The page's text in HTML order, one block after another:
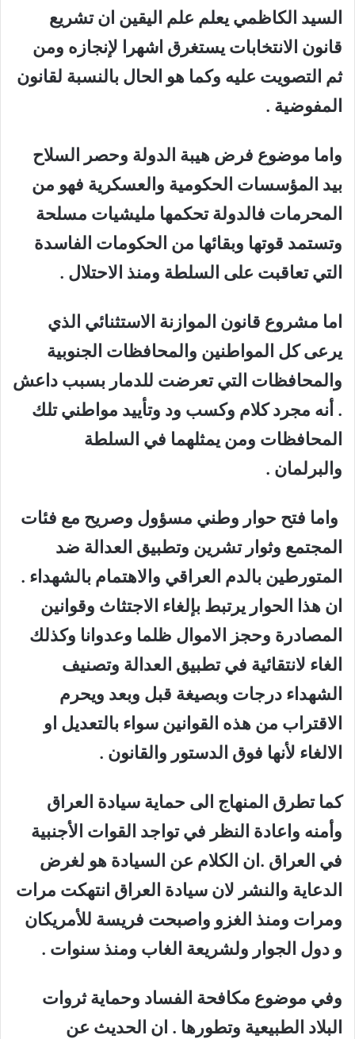
السيد الكاظمي يعلم علم اليقين ان تشريع
قانون الانتخابات يستغرق اشهرا لإنجازه ومن
ثم التصويت عليه وكما هو الحال بالنسبة لقانون
المفوضية .
واما موضوع فرض هيبة الدولة وحصر السلاح
بيد المؤسسات الحكومية والعسكرية فهو من
المحرمات فالدولة تحكمها مليشيات مسلحة
وتستمد قوتها وبقائها من الحكومات الفاسدة
التي تعاقبت على السلطة ومنذ الاحتلال .
اما مشروع قانون الموازنة الاستثنائي الذي
يرعى كل المواطنين والمحافظات الجنوبية
والمحافظات التي تعرضت للدمار بسبب داعش
. أنه مجرد كلام وكسب ود وتأييد مواطني تلك
المحافظات ومن يمثلهما في السلطة
والبرلمان .
واما فتح حوار وطني مسؤول وصريح مع فئات
المجتمع وثوار تشرين وتطبيق العدالة ضد
المتورطين بالدم العراقي والاهتمام بالشهداء .
ان هذا الحوار يرتبط بإلغاء الاجتثاث وقوانين
المصادرة وحجز الاموال ظلما وعدوانا وكذلك
الغاء لانتقائية في تطبيق العدالة وتصنيف
الشهداء درجات وبصيغة قبل وبعد ويحرم
الاقتراب من هذه القوانين سواء بالتعديل او
الالغاء لأنها فوق الدستور والقانون .
كما تطرق المنهاج الى حماية سيادة العراق
وأمنه واعادة النظر في تواجد القوات الأجنبية
في العراق .ان الكلام عن السيادة هو لغرض
الدعاية والنشر لان سيادة العراق انتهكت مرات
ومرات ومنذ الغزو واصبحت فريسة للأمريكان
و دول الجوار ولشريعة الغاب ومنذ سنوات .
وفي موضوع مكافحة الفساد وحماية ثروات
البلاد الطبيعية وتطورها . ان الحديث عن